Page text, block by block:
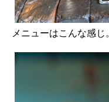
メニューはこんな感じ。